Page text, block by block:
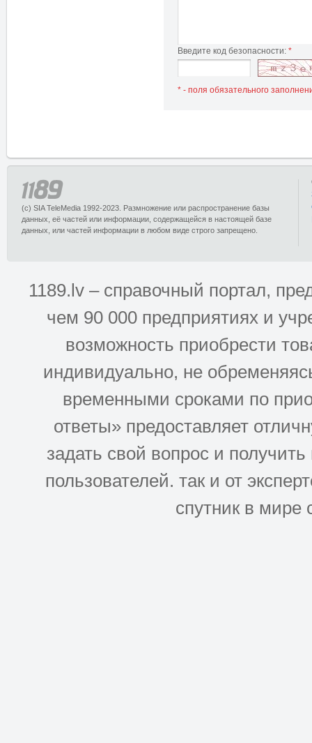
Введите код безопасности: *
* - поля обязательного
(c) SIA TeleMedia 1992-2023. Размножение или распространение базы
данных, её частей или информации, содержащейся в настоящей базе
данных, или частей информации в любом виде строго запрещено.
1189.lv – справочный портал,
чем 90 000 предприятиях и
возможность приобрести
индивидуально, не
временными сроками по
ответы» предоставляет
задать свой вопрос и
пользователей. так и от
спутник в